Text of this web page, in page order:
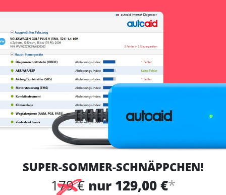
SUPER-SOMMER-SCHNÄPPCHEN!
179 € nur 129,00 €*